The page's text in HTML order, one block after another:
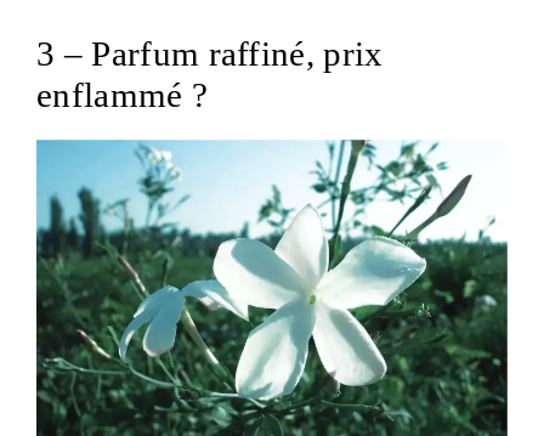
3 – Parfum raffiné, prix
enflammé ?